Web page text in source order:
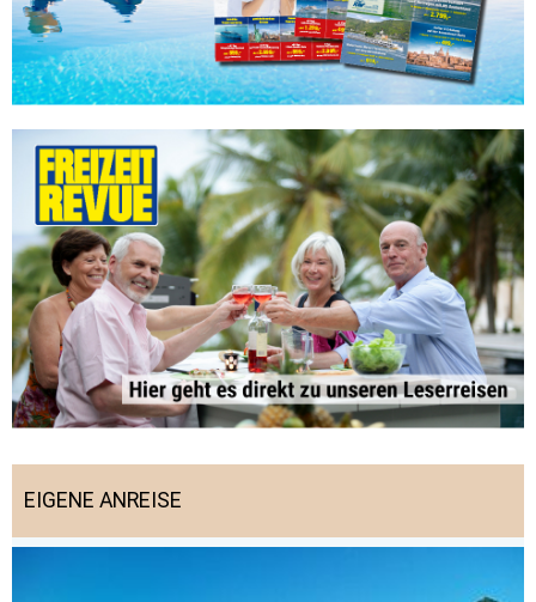
EIGENE ANREISE